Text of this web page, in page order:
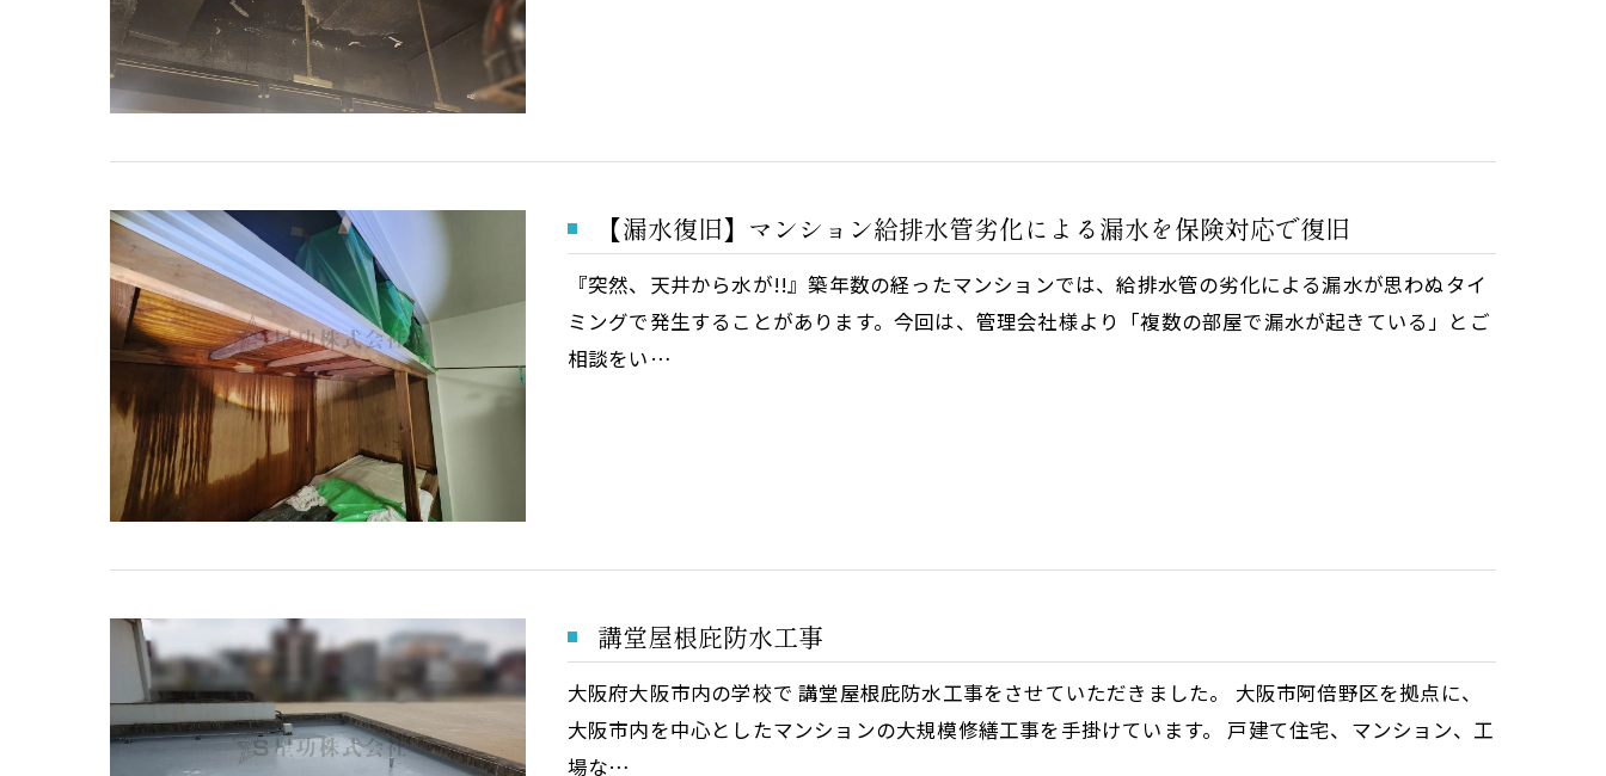
【漏水復旧】マンション給排水管劣化による漏水を保険対応で復旧
『突然、天井から水が!!』築年数の経ったマンションでは、給排水管の劣化による漏水が思わぬタイ
ミングで発生することがあります。今回は、管理会社様より「複数の部屋で漏水が起きている」とご
相談をい…
講堂屋根庇防水工事
大阪府大阪市内の学校で 講堂屋根庇防水工事をさせていただきました。 大阪市阿倍野区を拠点に、
大阪市内を中心としたマンションの大規模修繕工事を手掛けています。 戸建て住宅、マンション、工
場な…